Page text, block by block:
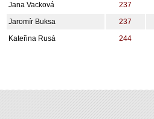
Jana Vacková
237
Jaromír Buksa
237
Kateřina Rusá
244